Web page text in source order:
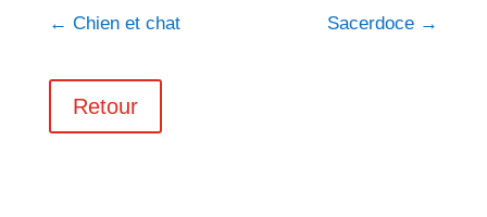
← Chien et chat Sacerdoce →
Retour